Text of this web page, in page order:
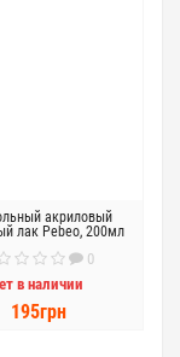
акриловый
лак Pebeo, 200мл
0
в наличии
195грн